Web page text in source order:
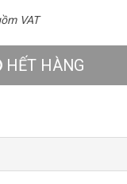
VAT
HẾT HÀNG